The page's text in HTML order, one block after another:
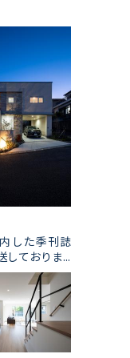
した季刊誌
しておりま...